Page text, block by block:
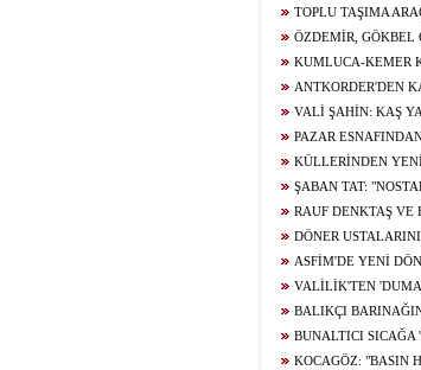
TOPLU TAŞIMA
YOKÖZDEMİR, GÖKBEL
KUMLUCA-KEMER
OLARAK AÇILDI
ANTKORDER'DEN
VALİ ŞAHİN: KAŞ
PAZAR
KÜLLERİNDEN
ŞABAN TAT:
RAUF DENKTAŞ VE
ASFALT ÇALIŞMASI
DÖNER
ASFİM'DE YENİ
VALİLİK'TEN
BALIKÇI
BUNALTICI SICAĞA
KOCAGÖZ: "BASIN